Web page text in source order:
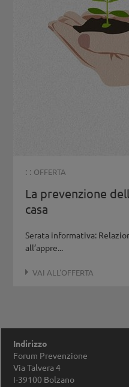
: : OFFERTA
La prevenzione
casa
Serata informativa:
all’appre...
VAI ALL'OFFERTA
Indirizzo
Forum Prevenzione
Via Talvera 4
I-39100 Bolzano